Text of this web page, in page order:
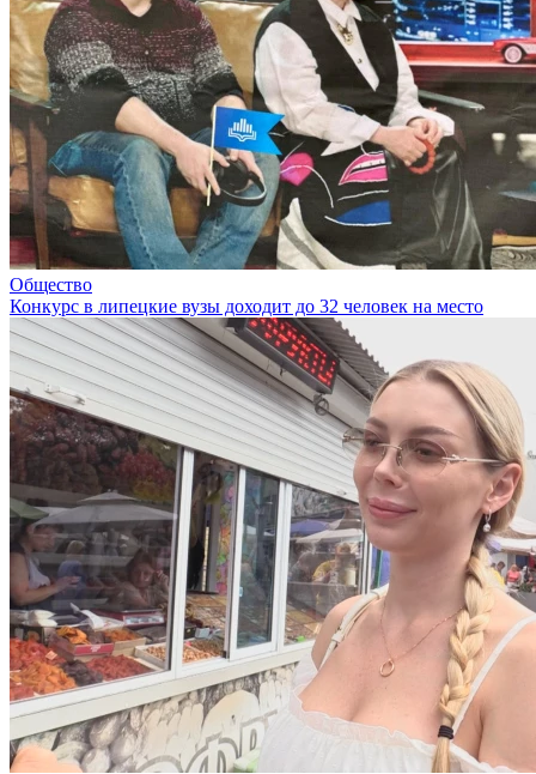
Общество
Конкурс в липецкие вузы доходит до 32 человек на место